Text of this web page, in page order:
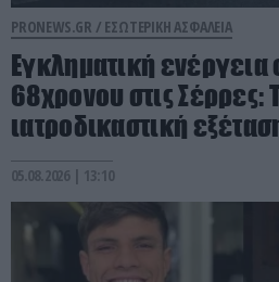
PRONEWS.GR / ΕΣΩΤΕΡΙΚΗ ΑΣΦΑΛΕΙΑ
Εγκληματική ενέργεια
68χρονου στις Σέρρες:
ιατροδικαστική
05.08.2026 | 13:10